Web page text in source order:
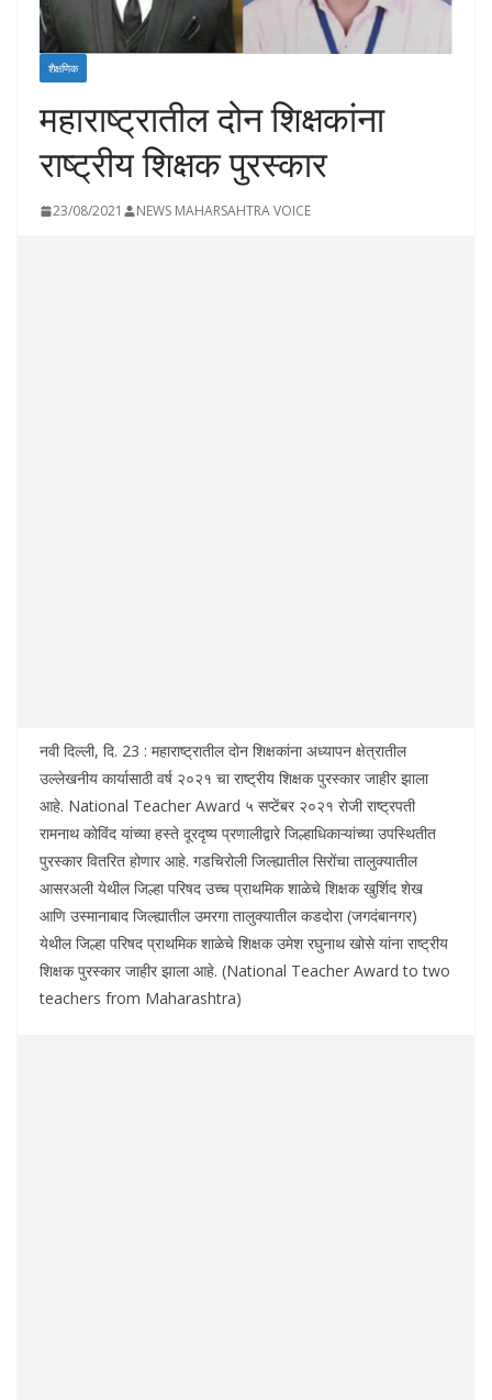
शैक्षणिक
महाराष्ट्रातील दोन शिक्षकांना
राष्ट्रीय शिक्षक पुरस्कार
23/08/2021 NEWS MAHARSAHTRA VOICE
नवी दिल्ली, दि. 23 : महाराष्ट्रातील दोन शिक्षकांना अध्यापन क्षेत्रातील
उल्लेखनीय कार्यासाठी वर्ष २०२१ चा राष्ट्रीय शिक्षक पुरस्कार जाहीर झाला
आहे. National Teacher Award ५ सप्टेंबर २०२१ रोजी राष्ट्रपती
रामनाथ कोविंद यांच्या हस्ते दूरदृष्य प्रणालीद्वारे जिल्हाधिकाऱ्यांच्या उपस्थितीत
पुरस्कार वितरित होणार आहे. गडचिरोली जिल्ह्यातील सिरोंचा तालुक्यातील
आसरअली येथील जिल्हा परिषद उच्च प्राथमिक शाळेचे शिक्षक खुर्शिद शेख
आणि उस्मानाबाद जिल्ह्यातील उमरगा तालुक्यातील कडदोरा (जगदंबानगर)
येथील जिल्हा परिषद प्राथमिक शाळेचे शिक्षक उमेश रघुनाथ खोसे यांना राष्ट्रीय
शिक्षक पुरस्कार जाहीर झाला आहे. (National Teacher Award to two
teachers from Maharashtra)